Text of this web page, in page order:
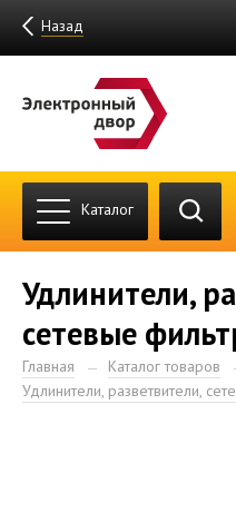
Назад
Каталог
Удлинители,
сетевые
Главная
Каталог товаров
Удлинители, разветвители,